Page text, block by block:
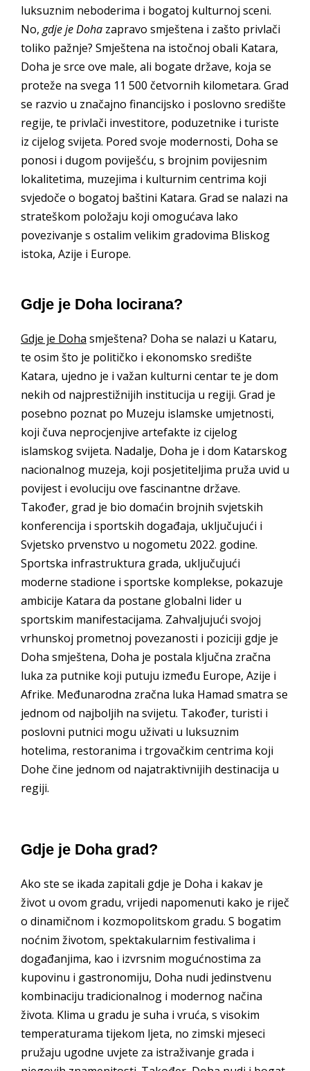
luksuznim neboderima i bogatoj kulturnoj sceni.
No, gdje je Doha zapravo smještena i zašto privlači
toliko pažnje? Smještena na istočnoj obali Katara,
Doha je srce ove male, ali bogate države, koja se
proteže na svega 11 500 četvornih kilometara. Grad
se razvio u značajno financijsko i poslovno središte
regije, te privlači investitore, poduzetnike i turiste
iz cijelog svijeta. Pored svoje modernosti, Doha se
ponosi i dugom poviješću, s brojnim povijesnim
lokalitetima, muzejima i kulturnim centrima koji
svjedoče o bogatoj baštini Katara. Grad se nalazi na
strateškom položaju koji omogućava lako
povezivanje s ostalim velikim gradovima Bliskog
istoka, Azije i Europe.
Gdje je Doha locirana?
Gdje je Doha smještena? Doha se nalazi u Kataru,
te osim što je političko i ekonomsko središte
Katara, ujedno je i važan kulturni centar te je dom
nekih od najprestižnijih institucija u regiji. Grad je
posebno poznat po Muzeju islamske umjetnosti,
koji čuva neprocjenjive artefakte iz cijelog
islamskog svijeta. Nadalje, Doha je i dom Katarskog
nacionalnog muzeja, koji posjetiteljima pruža uvid u
povijest i evoluciju ove fascinantne države.
Također, grad je bio domaćin brojnih svjetskih
konferencija i sportskih događaja, uključujući i
Svjetsko prvenstvo u nogometu 2022. godine.
Sportska infrastruktura grada, uključujući
moderne stadione i sportske komplekse, pokazuje
ambicije Katara da postane globalni lider u
sportskim manifestacijama. Zahvaljujući svojoj
vrhunskoj prometnoj povezanosti i poziciji gdje je
Doha smještena, Doha je postala ključna zračna
luka za putnike koji putuju između Europe, Azije i
Afrike. Međunarodna zračna luka Hamad smatra se
jednom od najboljih na svijetu. Također, turisti i
poslovni putnici mogu uživati u luksuznim
hotelima, restoranima i trgovačkim centrima koji
Dohe čine jednom od najatraktivnijih destinacija u
regiji.
Gdje je Doha grad?
Ako ste se ikada zapitali gdje je Doha i kakav je
život u ovom gradu, vrijedi napomenuti kako je riječ
o dinamičnom i kozmopolitskom gradu. S bogatim
noćnim životom, spektakularnim festivalima i
događanjima, kao i izvrsnim mogućnostima za
kupovinu i gastronomiju, Doha nudi jedinstvenu
kombinaciju tradicionalnog i modernog načina
života. Klima u gradu je suha i vruća, s visokim
temperaturama tijekom ljeta, no zimski mjeseci
pružaju ugodne uvjete za istraživanje grada i